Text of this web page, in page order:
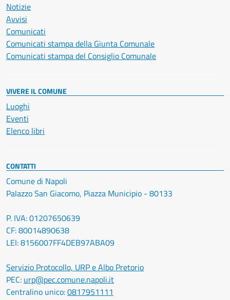
Notizie
Avvisi
Comunicati
Comunicati stampa della Giunta Comunale
Comunicati stampa del Consiglio Comunale
VIVERE IL COMUNE
Luoghi
Eventi
Elenco libri
CONTATTI
Comune di Napoli
Palazzo San Giacomo, Piazza Municipio - 80133
P. IVA: 01207650639
CF: 80014890638
LEI: 8156007FF4DEB97ABA09
Servizio Protocollo, URP e Albo Pretorio
PEC: urp@pec.comune.napoli.it
Centralino unico:0817951111